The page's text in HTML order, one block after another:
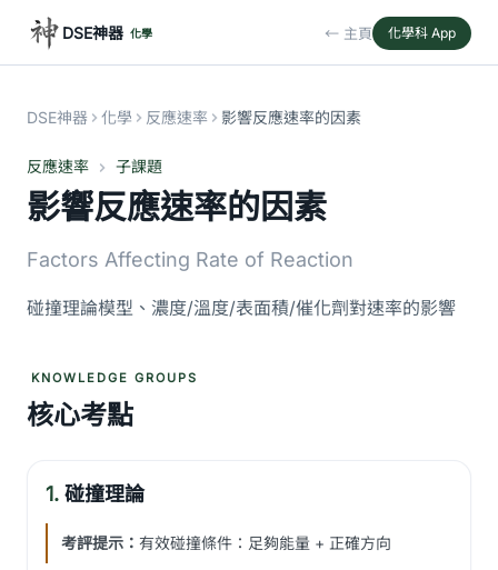
DSE神器 化學 ← 主頁 化學科 App
DSE神器 化學 反應速率 影響反應速率的因素
反應速率 子課題
影響反應速率的因素
Factors Affecting Rate of Reaction
碰撞理論模型、濃度/溫度/表面積/催化劑對速率的影響
KNOWLEDGE GROUPS
核心考點
1. 碰撞理論
考評提示： 有效碰撞條件：足夠能量 + 正確方向